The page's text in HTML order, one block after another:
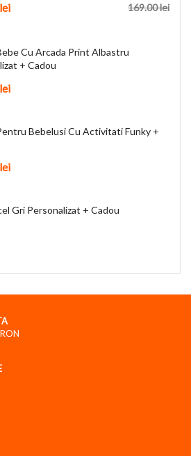
169.00lei
lei
Cu Arcada Print Albastru
+ Cadou
lei
Bebelusi Cu Activitati Funky +
lei
Gri Personalizat + Cadou